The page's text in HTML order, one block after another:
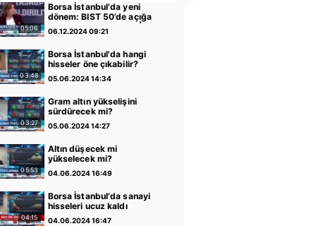
05:06
Borsa İstanbul'da yeni
dönem: BIST 50’de açığa
satış yasağı kaldırıldı |
Video
06.12.2024 09:21
03:48
Borsa İstanbul'da hangi
hisseler öne çıkabilir?
05.06.2024 14:34
03:27
Gram altın yükselişini
sürdürecek mi?
05.06.2024 14:27
05:53
Altın düşecek mi
yükselecek mi?
04.06.2024 16:49
04:15
Borsa İstanbul'da sanayi
hisseleri ucuz kaldı
04.06.2024 16:47